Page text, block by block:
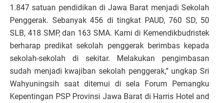
1.847 satuan pendidikan di Jawa Barat menjadi Sekolah
Penggerak. Sebanyak 456 di tingkat PAUD, 760 SD, 50
SLB, 418 SMP, dan 163 SMA. Kami di Kemendikbudristek
berharap predikat sekolah penggerak berimbas kepada
sekolah-sekolah di sekitar. Melakukan pengimbasan
sudah menjadi kwajiban sekolah penggerak,” ungkap Sri
Wahyuningsih saat ditemui di sela Forum Pemangku
Kepentingan PSP Provinsi Jawa Barat di Harris Hotel and